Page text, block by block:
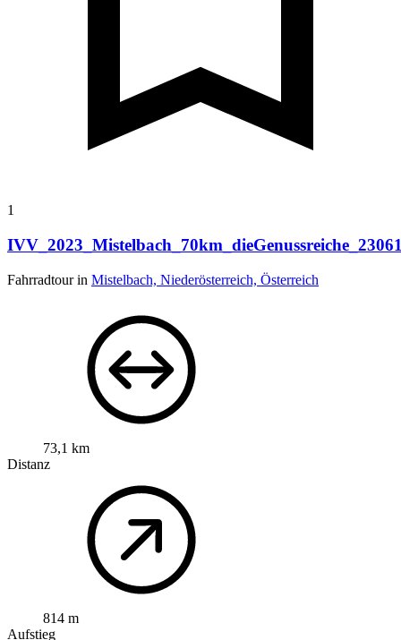
1
Fahrradtour in Mistelbach, Niederösterreich, Österreich
73,1 km
Distanz
814 m
Aufstieg